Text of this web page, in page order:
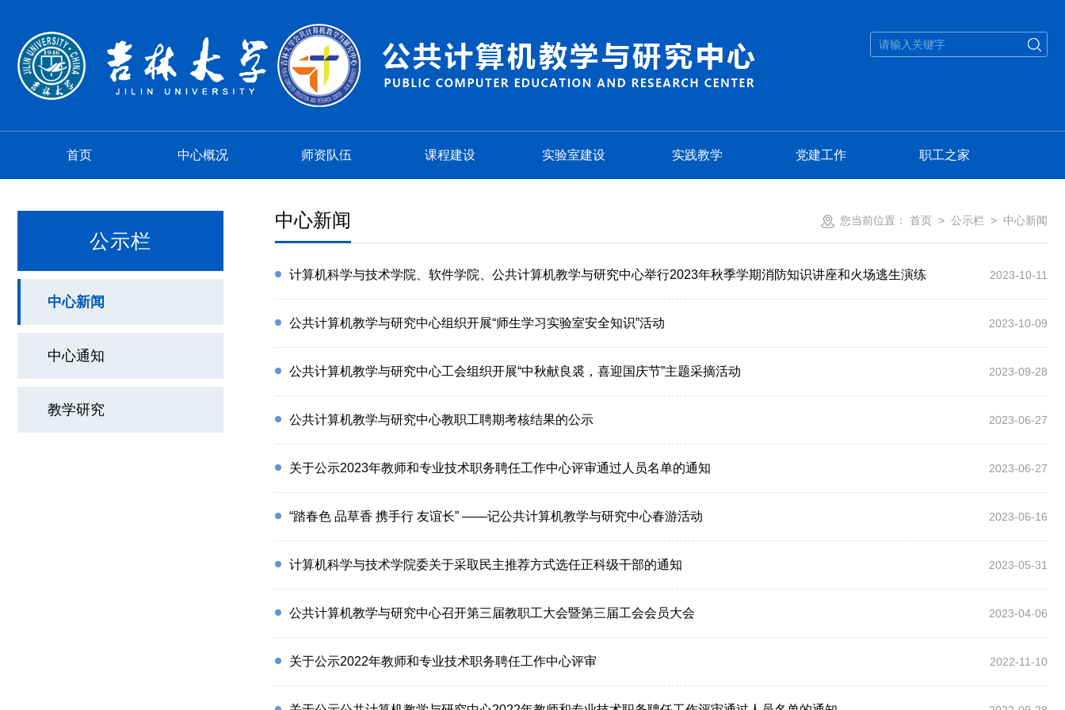
首页 中心概况 师资队伍 课程建设 实验室建设 实践教学 党建工作 职工之家
公示栏
中心新闻
中心通知
教学研究
您当前位置： 首页 > 公示栏 > 中心新闻
中心新闻
2023-10-11
计算机科学与技术学院、软件学院、公共计算机教学与研究中心举行2023年秋季学期消防知识讲座和火场逃生演练
2023-10-09
公共计算机教学与研究中心组织开展“师生学习实验室安全知识”活动
2023-09-28
公共计算机教学与研究中心工会组织开展“中秋献良裘，喜迎国庆节”主题采摘活动
2023-06-27
公共计算机教学与研究中心教职工聘期考核结果的公示
2023-06-27
关于公示2023年教师和专业技术职务聘任工作中心评审通过人员名单的通知
2023-06-16
“踏春色 品草香 携手行 友谊长” ——记公共计算机教学与研究中心春游活动
2023-05-31
计算机科学与技术学院委关于采取民主推荐方式选任正科级干部的通知
2023-04-06
公共计算机教学与研究中心召开第三届教职工大会暨第三届工会会员大会
2022-11-10
关于公示2022年教师和专业技术职务聘任工作中心评审